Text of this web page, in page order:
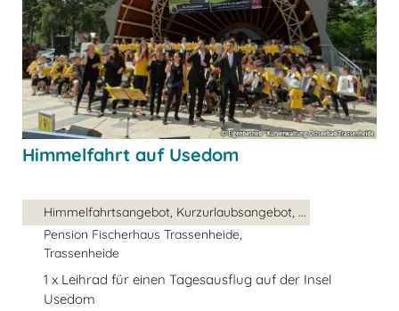
Himmelfahrt auf Usedom
Himmelfahrtsangebot, Kurzurlaubsangebot, ...
Pension Fischerhaus Trassenheide,
Trassenheide
1 x Leihrad für einen Tagesausflug auf der Insel
Usedom